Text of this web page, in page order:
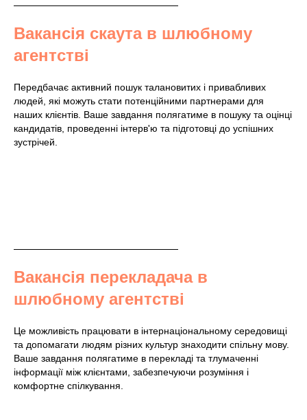
Вакансія скаута в шлюбному
агентстві
Передбачає активний пошук талановитих і привабливих
людей, які можуть стати потенційними партнерами для
наших клієнтів. Ваше завдання полягатиме в пошуку та оцінці
кандидатів, проведенні інтерв'ю та підготовці до успішних
зустрічей.
Вакансія перекладача в
шлюбному агентстві
Це можливість працювати в інтернаціональному середовищі
та допомагати людям різних культур знаходити спільну мову.
Ваше завдання полягатиме в перекладі та тлумаченні
інформації між клієнтами, забезпечуючи розуміння і
комфортне спілкування.